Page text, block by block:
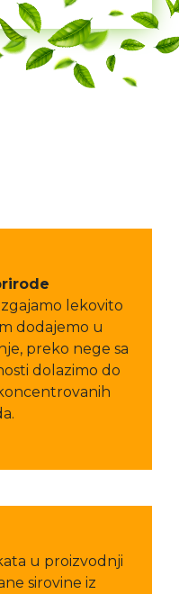
lekovito
dodajemo u
preko nege sa
dolazimo do
u proizvodnji
sirovine iz